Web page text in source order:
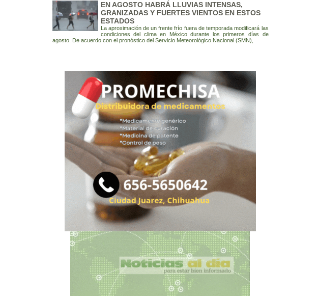
EN AGOSTO HABRÁ LLUVIAS INTENSAS,
GRANIZADAS Y FUERTES VIENTOS EN ESTOS
ESTADOS
La aproximación de un frente frío fuera de temporada modificará las
condiciones del clima en México durante los primeros días de
agosto. De acuerdo con el pronóstico del Servicio Meteorológico Nacional (SMN),